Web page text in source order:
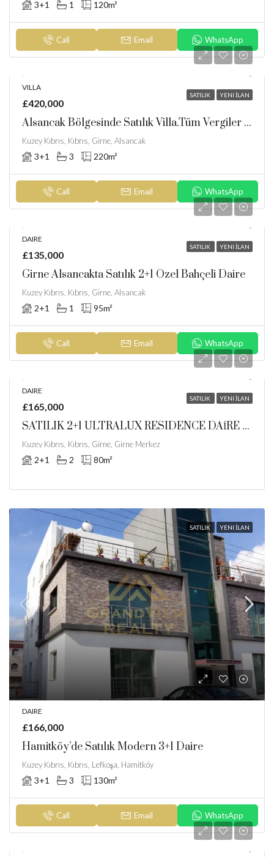
3+1 1 120m²
Call Email WhatsApp
SATILIK YENI İLAN
VILLA
£420,000
Alsancak Bölgesinde Satılık Villa.Tüm Vergiler Ödenmiştir
Kuzey Kıbrıs, Kıbrıs, Girne, Alsancak
3+1 3 220m²
Call Email WhatsApp
SATILIK YENI İLAN
DAIRE
£135,000
Girne Alsancakta Satılık 2+1 Özel Bahçeli Daire
Kuzey Kıbrıs, Kıbrıs, Girne, Alsancak
2+1 1 95m²
Call Email WhatsApp
SATILIK YENI İLAN
DAIRE
£165,000
SATILIK 2+1 ULTRALUX RESIDENCE DAİRE GİRNE MERKEZ
Kuzey Kıbrıs, Kıbrıs, Girne, Girne Merkez
2+1 2 80m²
SATILIK YENI İLAN
DAIRE
£166,000
Hamitköy’de Satılık Modern 3+1 Daire
Kuzey Kıbrıs, Kıbrıs, Lefkoşa, Hamitköy
3+1 3 130m²
Call Email WhatsApp